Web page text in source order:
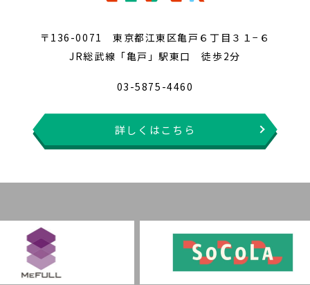
〒136-0071 東京都江東区亀戸６丁目３１−６
JR総武線「亀戸」駅東口 徒歩2分
03-5875-4460
詳しくはこちら